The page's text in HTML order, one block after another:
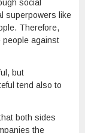
social
superpowers like
Therefore,
people against
but
tend also to
both sides
the